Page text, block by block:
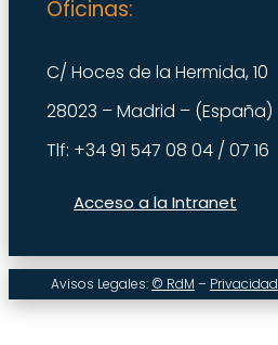
Oficinas:
C/ Hoces de la Hermida, 10
28023 – Madrid – (España)
Tlf: +34 91 547 08 04 / 07 16
Acceso a la Intranet
Avisos Legales: © RdM – Privacidad